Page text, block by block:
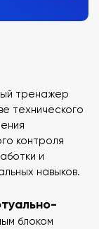
тренажер
технического
контроля
и
навыков.
блоком